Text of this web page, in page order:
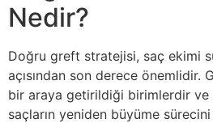
Nedir?
Doğru greft stratejisi, saç ekimi
açısından son derece önemlidir.
bir araya getirildiği birimlerdir
saçların yeniden büyüme